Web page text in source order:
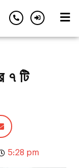
৭ টি
5:28 pm